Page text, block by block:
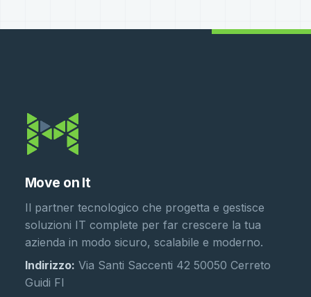
Move on It
Il partner tecnologico che progetta e gestisce
soluzioni IT complete per far crescere la tua
azienda in modo sicuro, scalabile e moderno.
Indirizzo: Via Santi Saccenti 42 50050 Cerreto
Guidi FI